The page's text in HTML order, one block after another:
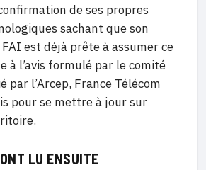
de ses propres
sachant que son
est déjà prête à assumer ce
à l’avis formulé par le comité
par l’Arcep, France Télécom
pour se mettre à jour sur
LU ENSUITE